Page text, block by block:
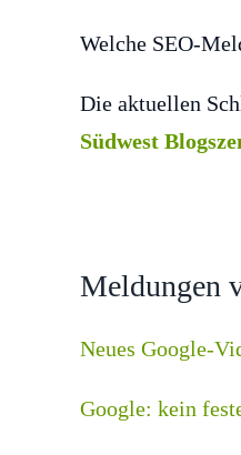
Welche SEO-
Die aktuellen
Südwest
Meldungen
Neues Google-
Google: kein